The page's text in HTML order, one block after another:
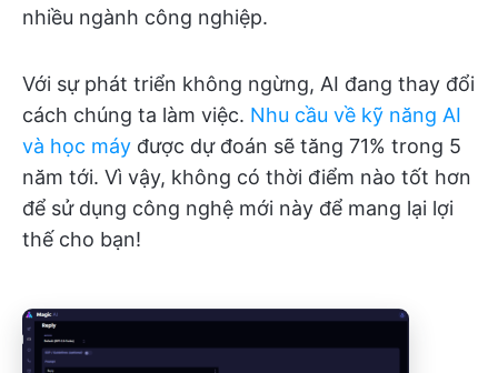
nhiều ngành công nghiệp.
Với sự phát triển không ngừng, AI đang thay đổi
cách chúng ta làm việc. Nhu cầu về kỹ năng AI
và học máy được dự đoán sẽ tăng 71% trong 5
năm tới. Vì vậy, không có thời điểm nào tốt hơn
để sử dụng công nghệ mới này để mang lại lợi
thế cho bạn!